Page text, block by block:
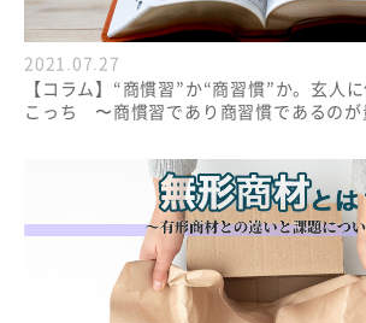
2021.07.27
【コラム】“商慣習”か“商習慣”か。玄人
こっち 〜商慣習であり商習慣であるのが